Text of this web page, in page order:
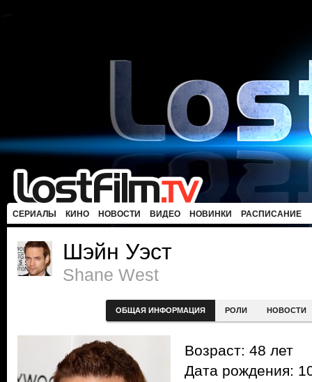
СЕРИАЛЫ КИНО НОВОСТИ ВИДЕО НОВИНКИ РАСПИСАНИЕ
Шэйн Уэст
Shane West
ОБЩАЯ ИНФОРМАЦИЯ РОЛИ НОВОСТИ
Возраст: 48 лет
Дата рождения: